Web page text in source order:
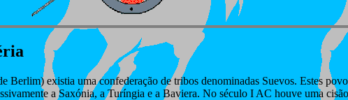
Berlim) existia uma confederação de tribos denominadas Suevos. Estes
a Saxónia, a Turíngia e a Baviera. No século I AC houve uma